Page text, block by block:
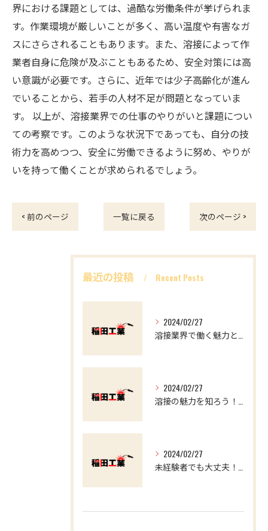
界における課題としては、過酷な労働条件が挙げられま
す。作業環境が厳しいことが多く、高い温度や有害なガ
スにさらされることもあります。また、溶接によって作
業者自身に危険が及ぶこともあるため、安全対策には高
い意識が必要です。さらに、近年では少子高齢化が進ん
でいることから、若手の人材不足が問題となっていま
す。 以上が、溶接業界での仕事のやりがいと課題につい
ての考察です。このような状況下であっても、自分の技
術力を高めつつ、安全に労働できるように努め、やりが
いを持って働くことが求められるでしょう。
< 前のページ 一覧に戻る 次のページ >
最近の投稿 Recent Posts
2024/02/27
2024/02/27
2024/02/27